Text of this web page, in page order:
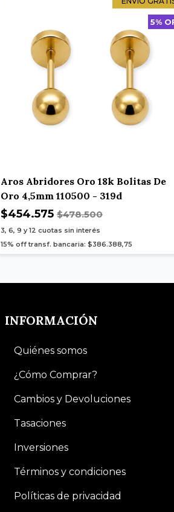
5%
Aros Abridores Oro 18k Bolitas De
Oro 4,5mm 110500 - 319d
$454.575 $478.500
3, 6, 9 y 12 cuotas sin interés
15% off transf. bancaria: $386.388,75
INFORMACIÓN
Quiénes somos
¿Cómo Comprar?
Cambios y Devoluciones
Tasaciones
Inversiones
Términos y condiciones
Políticas de privacidad